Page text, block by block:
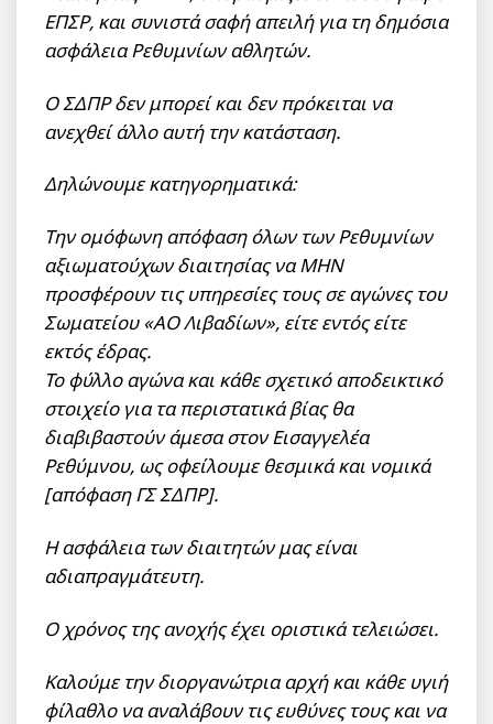
ΕΠΣΡ, και συνιστά σαφή απειλή για τη δημόσια
ασφάλεια Ρεθυμνίων αθλητών.
Ο ΣΔΠΡ δεν μπορεί και δεν πρόκειται να
ανεχθεί άλλο αυτή την κατάσταση.
Δηλώνουμε κατηγορηματικά:
Την ομόφωνη απόφαση όλων των Ρεθυμνίων
αξιωματούχων διαιτησίας να ΜΗΝ
προσφέρουν τις υπηρεσίες τους σε αγώνες του
Σωματείου «ΑΟ Λιβαδίων», είτε εντός είτε
εκτός έδρας.
Το φύλλο αγώνα και κάθε σχετικό αποδεικτικό
στοιχείο για τα περιστατικά βίας θα
διαβιβαστούν άμεσα στον Εισαγγελέα
Ρεθύμνου, ως οφείλουμε θεσμικά και νομικά
[απόφαση ΓΣ ΣΔΠΡ].
Η ασφάλεια των διαιτητών μας είναι
αδιαπραγμάτευτη.
Ο χρόνος της ανοχής έχει οριστικά τελειώσει.
Καλούμε την διοργανώτρια αρχή και κάθε υγιή
φίλαθλο να αναλάβουν τις ευθύνες τους και να